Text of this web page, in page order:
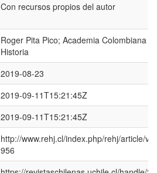
Con recursos propios del autor
Roger Pita Pico; Academia Colombiana
Historia
2019-08-23
2019-09-11T15:21:45Z
2019-09-11T15:21:45Z
http://www.rehj.cl/index.php/rehj/article/
956